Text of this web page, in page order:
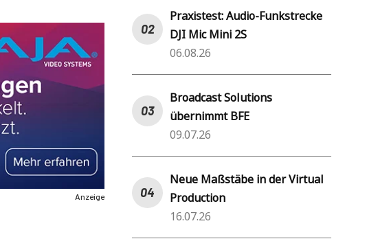
Anzeige
Praxistest: Audio-Funkstrecke
DJI Mic Mini 2S
06.08.26
Broadcast Solutions
übernimmt BFE
09.07.26
Neue Maßstäbe in der Virtual
Production
16.07.26